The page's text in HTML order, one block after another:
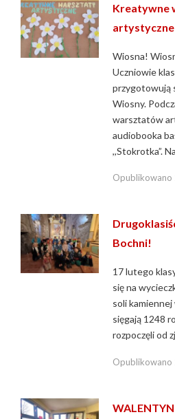
Kreatywne
artystyczne
Wiosna!
Uczniowie
przygotowują
Wiosny.
warsztatów
audiobooka
,,Stokrotka”.
Opublikowano
Bochni!
17 lutego
się na
soli
sięgają 1248
rozpoczęli od
Opublikowano